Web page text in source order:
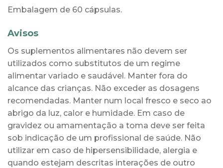
Embalagem de 60 cápsulas.
Avisos
Os suplementos alimentares não devem ser
utilizados como substitutos de um regime
alimentar variado e saudável. Manter fora do
alcance das crianças. Não exceder as dosagens
recomendadas. Manter num local fresco e seco ao
abrigo da luz, calor e humidade. Em caso de
gravidez ou amamentação a toma deve ser feita
sob indicação de um profissional de saúde. Não
utilizar em caso de hipersensibilidade, alergia e
quando estejam descritas interações de outro